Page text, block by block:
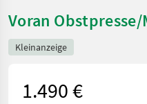
Voran
Kleinanzeige
1.490 €